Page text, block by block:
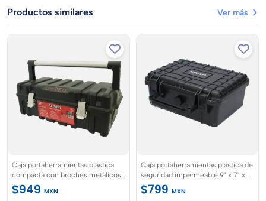
Productos similares Ver más
Caja portaherramientas plástica
compacta con broches metálicos
21" x 11" x 7" Urrea
$949 MXN
Caja portaherramientas plástica de
seguridad impermeable 9" x 7" x 4"
Urrea
$799 MXN